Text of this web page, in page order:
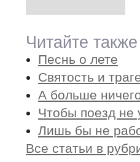
Читайте
Песнь о лете
Святость и
А больше
Чтобы поезд не
Лишь бы не
Все статьи в